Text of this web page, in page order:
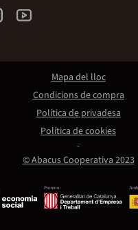
Promou:
© Abacus Cooperativa 2023
Mapa del lloc
Condicions de compra
Política de privadesa
Política de cookies